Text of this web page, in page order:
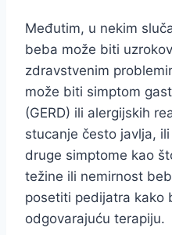
Međutim, u nekim
beba može biti
zdravstvenim
može biti simptom
(GERD) ili alergijskih
stucanje često javlja,
druge simptome kao
težine ili nemirnost
posetiti pedijatra kako
odgovarajuću terapiju.